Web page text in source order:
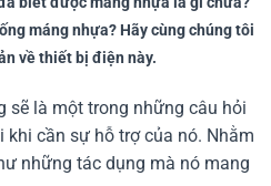
máng nhựa? Hãy cùng chúng tôi
về thiết bị điện này.
sẽ là một trong những câu hỏi
cần sự hỗ trợ của nó. Nhằm
những tác dụng mà nó mang